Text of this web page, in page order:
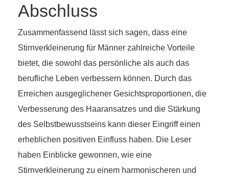
Abschluss
Zusammenfassend lässt sich sagen, dass eine
Stirnverkleinerung für Männer zahlreiche Vorteile
bietet, die sowohl das persönliche als auch das
berufliche Leben verbessern können. Durch das
Erreichen ausgeglichener Gesichtsproportionen, die
Verbesserung des Haaransatzes und die Stärkung
des Selbstbewusstseins kann dieser Eingriff einen
erheblichen positiven Einfluss haben. Die Leser
haben Einblicke gewonnen, wie eine
Stirnverkleinerung zu einem harmonischeren und